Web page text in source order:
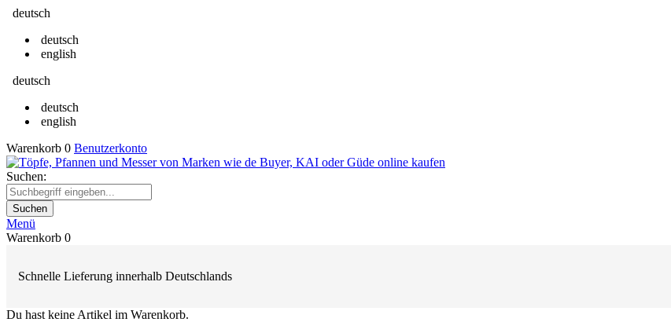
deutsch
deutsch
english
deutsch
deutsch
english
Warenkorb 0 Benutzerkonto
Suchen:
Suchen
Menü
Warenkorb 0
Schnelle Lieferung innerhalb Deutschlands
Du hast keine Artikel im Warenkorb.